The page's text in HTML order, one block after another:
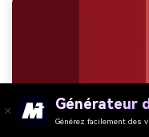
Générateur
Générez facilement des